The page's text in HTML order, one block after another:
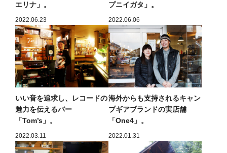
エリナ」。
2022.06.23
プニイガタ」。
2022.06.06
いい音を追求し、レコードの
魅力を伝えるバー
「Tom’s」。
2022.03.11
海外からも支持されるキャン
プギアブランドの実店舗
「One4」。
2022.01.31